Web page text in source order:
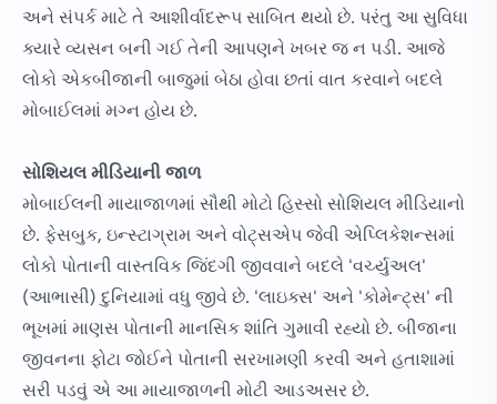
અને સંપર્ક માટે તે આશીર્વાદરૂપ સાબિત થયો છે. પરંતુ આ સુવિધા
ક્યારે વ્યસન બની ગઈ તેની આપણને ખબર જ ન પડી. આજે
લોકો એકબીજાની બાજુમાં બેઠા હોવા છતાં વાત કરવાને બદલે
મોબાઈલમાં મગ્ન હોય છે.
સોશિયલ મીડિયાની જાળ
મોબાઈલની માયાજાળમાં સૌથી મોટો હિસ્સો સોશિયલ મીડિયાનો
છે. ફેસબુક, ઇન્સ્ટાગ્રામ અને વોટ્સએપ જેવી એપ્લિકેશન્સમાં
લોકો પોતાની વાસ્તવિક જિંદગી જીવવાને બદલે 'વર્ચ્યુઅલ'
(આભાસી) દુનિયામાં વધુ જીવે છે. 'લાઇક્સ' અને 'કોમેન્ટ્સ' ની
ભૂખમાં માણસ પોતાની માનસિક શાંતિ ગુમાવી રહ્યો છે. બીજાના
જીવનના ફોટા જોઈને પોતાની સરખામણી કરવી અને હતાશામાં
સરી પડવું એ આ માયાજાળની મોટી આડઅસર છે.